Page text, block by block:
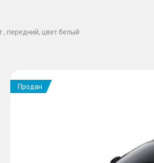
, передний, цвет белый
Продан